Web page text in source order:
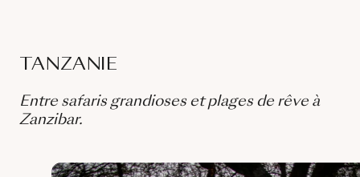
TANZANIE
Entre safaris grandioses et plages de rêve à
Zanzibar.